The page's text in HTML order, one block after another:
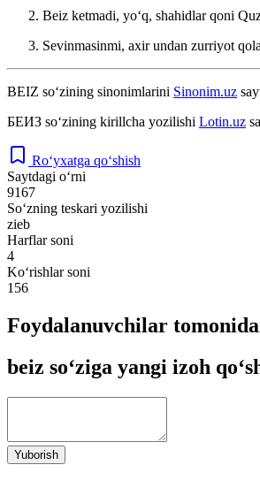
Beiz ketmadi, yoʻq, shahidlar qoni
Sevinmasinmi, axir undan zurriyot
BEIZ so‘zining sinonimlarini Sinonim.uz
БЕИЗ so‘zining kirillcha yozilishi Lotin.uz
Ro‘yxatga qo‘shish
Saytdagi o‘rni
9167
So‘zning teskari yozilishi
zieb
Harflar soni
4
Ko‘rishlar soni
156
Foydalanuvchilar
beiz so‘ziga yangi izoh
Yuborish